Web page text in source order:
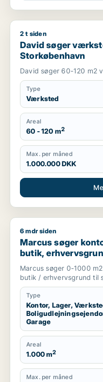
David søger værksted til
2 t siden
David søger
Storkøbenhavn
David søger 60-120 m2
Type
Værksted
Areal
60 - 120 m2
Max. per måned
1.000.000 DKK
Marcus søger kontor,
6 mdr siden
Marcus søger
butik,
produktionslokaler
Storkøbenhavn
Marcus søger 0-1000
butik / erhvervsgrund til
Type
Kontor, Lager,
Garage
Areal
1.000 m2
Max. per måned